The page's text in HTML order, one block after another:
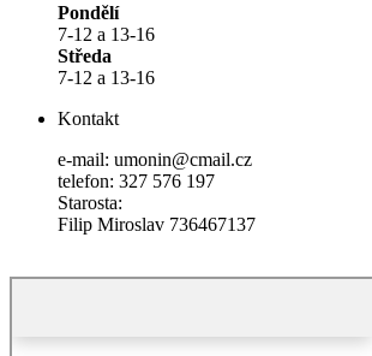
Pondělí
7-12 a 13-16
Středa
7-12 a 13-16
Kontakt
e-mail: umonin@cmail.cz
telefon: 327 576 197
Starosta:
Filip Miroslav 736467137